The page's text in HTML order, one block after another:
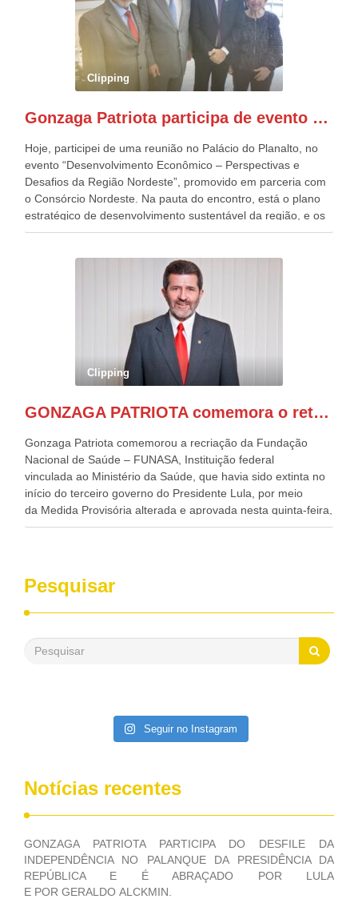
quatro décadas, como Patriota até no nome, participo
anualmente dos desfiles de Sete de Setembro, na
Esplanada dos Ministérios, em Brasília. Este ano, o governo
preparou espaços com cadeiras e coberturas, para 30.000
pessoas, só que o número de Patriotas Brasileiros
Independentes, dobrou na Esplanada. Eu, Lula e os
Patriota.
Clipping
Gonzaga Patriota participa de evento em prol do desenvolvimento do Nordeste
Hoje, participei de uma reunião no Palácio do Planalto, no
evento “Desenvolvimento Econômico – Perspectivas e
Desafios da Região Nordeste”, promovido em parceria com
o Consórcio Nordeste. Na pauta do encontro, está o plano
estratégico de desenvolvimento sustentável da região, e os
desafios para a elaboração de políticas públicas, que
evento contou com a presença do Vice-presidente Geraldo
Alckmin, que também ocupa o Ministério do
Desenvolvimento, Indústria, Comércio e Serviços, o ex
governador de Pernambuco, agora Presidente do Banco do
Nordeste, Paulo Câmara, o ex Deputado Federal, e
atualmente Superintendente da SUDENE, Danilo Cabral, da
Governadora de Pernambuco, Raquel Lyra, os ministros da
Casa Civil, Rui Costa, e da Integração e do Desenvolvimento
de todo Nordeste que também ajudam a fomentar o
Clipping
GONZAGA PATRIOTA comemora o retorno da FUNASA
Gonzaga Patriota comemorou a recriação da Fundação
Nacional de Saúde – FUNASA, Instituição federal
vinculada ao Ministério da Saúde, que havia sido extinta no
início do terceiro governo do Presidente Lula, por meio
da Medida Provisória alterada e aprovada nesta quinta-feira,
pelo Congresso Nacional. Gonzaga Patriota disse hoje em
desenvolvimento dos seus municípios e, somente o ano
passado, essa Fundação distribuiu mais de três bilhões de
reais, com suas maravilhosas ações, dentre alas, mais de
saneamento básico, em pequenas comunidades rurais.
Patriota disse ainda que, mesmo sem mandato,
Pesquisar
Seguir no Instagram
Notícias recentes
GONZAGA PATRIOTA PARTICIPA DO DESFILE DA
INDEPENDÊNCIA NO PALANQUE DA PRESIDÊNCIA DA
REPÚBLICA E É ABRAÇADO POR LULA
E POR GERALDO ALCKMIN.